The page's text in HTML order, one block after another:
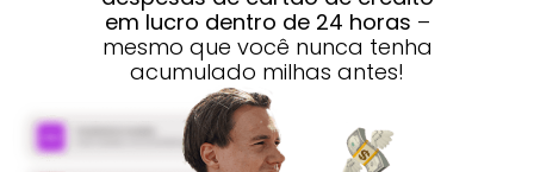
em lucro dentro de 24 horas –
mesmo que você nunca tenha
acumulado milhas antes!